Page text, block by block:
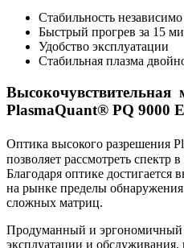
Стабильность
Быстрый прогрев за 15
Удобство эксплуатации
Стабильная плазма
Высокочувствительная
PlasmaQuant® PQ 9000
Оптика высокого разрешения
позволяет рассмотреть спектр
Благодаря оптике достигается
на рынке пределы
сложных матриц.
Продуманный и эргономичный
эксплуатации и обслуживания,